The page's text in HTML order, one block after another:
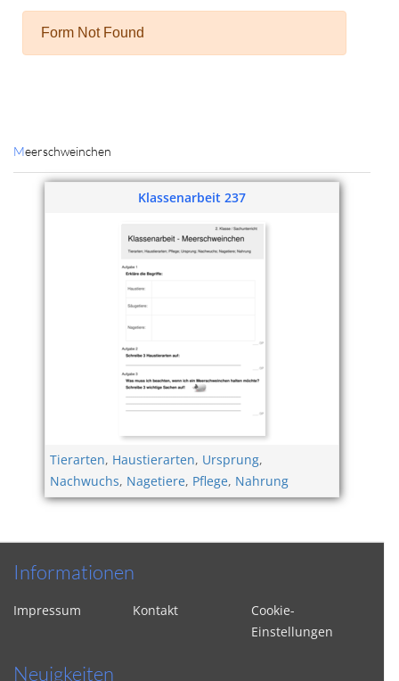
Meerschweinchen
Tierarten,Haustierarten,Ursprung,
Nachwuchs,Nagetiere,Pflege,Nahrung
Cookie-